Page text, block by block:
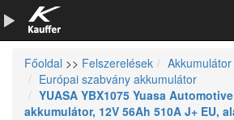
Szerszámkatalógus
Kosár
Főoldal >> Felszerelések
Akkumulátor
Európai szabvány akkumulátor
YUASA YBX1075 Yuasa
akkumulátor, 12V 56Ah 510A J+ EU,